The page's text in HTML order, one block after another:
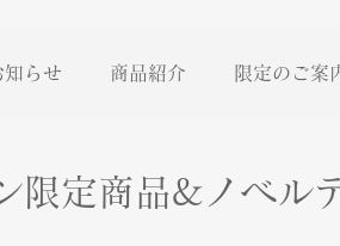
知らせ 商品紹介 限定のご案
限定商品&ノベル